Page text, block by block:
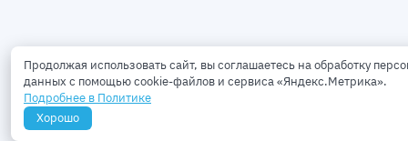
Продолжая использовать сайт, вы соглашаетесь на обработку
данных с помощью cookie-файлов и сервиса «Яндекс.Метрика».
Подробнее в Политике
Хорошо